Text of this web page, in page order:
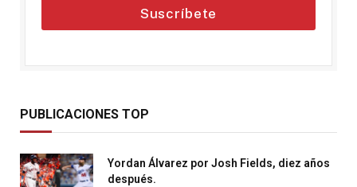
Suscríbete
PUBLICACIONES TOP
Yordan Álvarez por Josh Fields, diez años
después.